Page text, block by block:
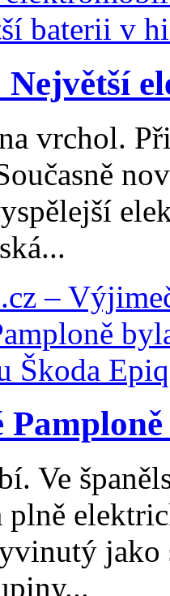
Největší
vrchol.
Ve
plně
jako